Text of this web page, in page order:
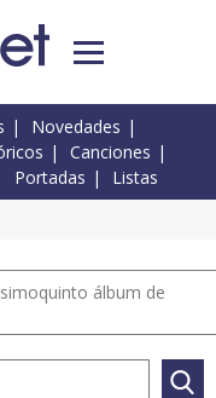
Novedades
Canciones
Portadas Listas
álbum de